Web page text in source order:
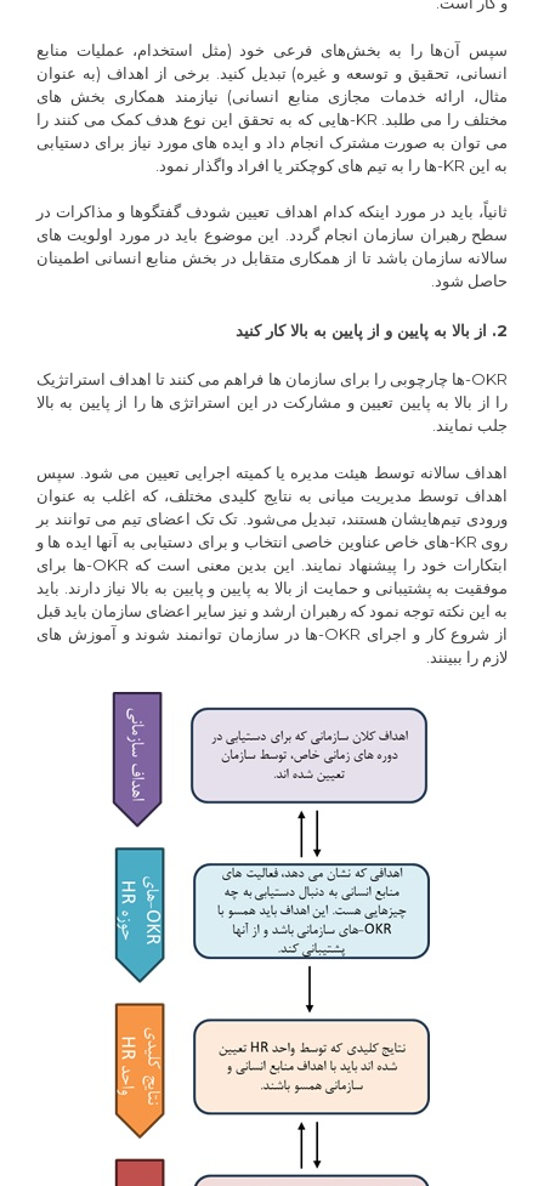
سپس آن‌ها را به بخش‌های فرعی خود (مثل استخدام، عملیات منابع
انسانی، تحقیق و توسعه و غیره) تبدیل کنید. برخی از اهداف (به عنوان
مثال، ارائه خدمات مجازی منابع انسانی) نیازمند همکاری بخش های
مختلف را می طلبد. KR-هایی که به تحقق این نوع هدف کمک می کنند را
می توان به صورت مشترک انجام داد و ایده های مورد نیاز برای دستیابی
به این KR-ها را به تیم های کوچکتر یا افراد واگذار نمود.
ثانیاً، باید در مورد اینکه کدام اهداف تعیین شودف گفتگوها و مذاکرات در
سطح رهبران سازمان انجام گردد. این موضوع باید در مورد اولویت های
سالانه سازمان باشد تا از همکاری متقابل در بخش منابع انسانی اطمینان
حاصل شود.
2. از بالا به پایین و از پایین به بالا کار کنید
OKR-ها چارچوبی را برای سازمان ها فراهم می کنند تا اهداف استراتژیک
را از بالا به پایین تعیین و مشارکت در این استراتژی ها را از پایین به بالا
جلب نمایند.
اهداف سالانه توسط هیئت مدیره یا کمیته اجرایی تعیین می شود. سپس
اهداف توسط مدیریت میانی به نتایج کلیدی مختلف، که اغلب به عنوان
ورودی تیم‌هایشان هستند، تبدیل می‌شود. تک تک اعضای تیم می توانند بر
روی KR-های خاص عناوین خاصی انتخاب و برای دستیابی به آنها ایده ها و
ابتکارات خود را پیشنهاد نمایند. این بدین معنی است که OKR-ها برای
موفقیت به پشتیبانی و حمایت از بالا به پایین و پایین به بالا نیاز دارند. باید
به این نکته توجه نمود که رهبران ارشد و نیز سایر اعضای سازمان باید قبل
از شروع کار و اجرای OKR-ها در سازمان توانمند شوند و آموزش های
لازم را ببینند.